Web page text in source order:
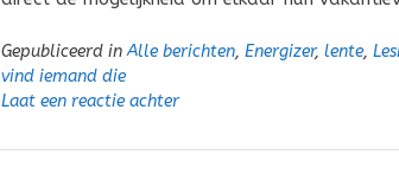
Gepubliceerd inAlle berichten, Energizer, lente,
vind iemand die
Laat een reactie achter